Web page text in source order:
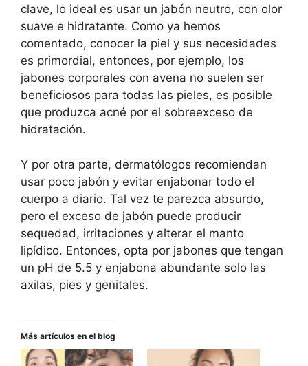
clave, lo ideal es usar un jabón neutro, con olor
suave e hidratante. Como ya hemos
comentado, conocer la piel y sus necesidades
es primordial, entonces, por ejemplo, los
jabones corporales con avena no suelen ser
beneficiosos para todas las pieles, es posible
que produzca acné por el sobreexceso de
hidratación.
Y por otra parte, dermatólogos recomiendan
usar poco jabón y evitar enjabonar todo el
cuerpo a diario. Tal vez te parezca absurdo,
pero el exceso de jabón puede producir
sequedad, irritaciones y alterar el manto
lipídico. Entonces, opta por jabones que tengan
un pH de 5.5 y enjabona abundante solo las
axilas, pies y genitales.
Más artículos en el blog